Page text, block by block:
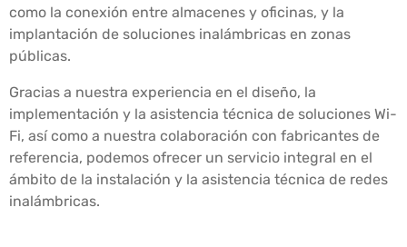
como la conexión entre almacenes y oficinas, y la
implantación de soluciones inalámbricas en zonas
públicas.
Gracias a nuestra experiencia en el diseño, la
implementación y la asistencia técnica de soluciones Wi-
Fi, así como a nuestra colaboración con fabricantes de
referencia, podemos ofrecer un servicio integral en el
ámbito de la instalación y la asistencia técnica de redes
inalámbricas.